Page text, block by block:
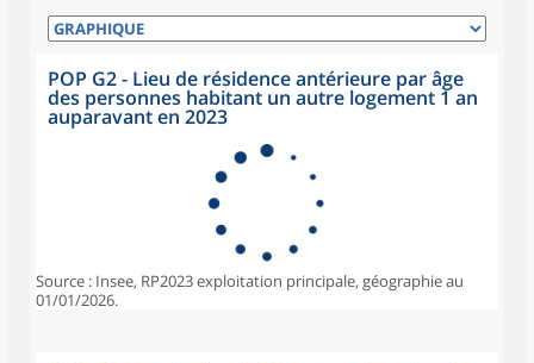
POP G2 - Lieu de résidence antérieure par âge
des personnes habitant un autre logement 1 an
auparavant en 2023
Source : Insee, RP2023 exploitation principale, géographie au
01/01/2026.